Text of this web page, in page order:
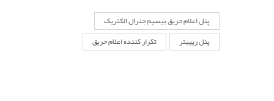
پنل اعلام حریق بیسیم جنرال الکتریک
پنل ریپیتر
تکرار کننده اعلام حریق